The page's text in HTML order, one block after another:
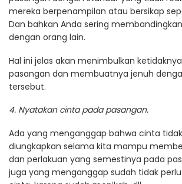
mereka berpenampilan atau bersikap
Dan bahkan Anda sering
dengan orang lain.
Hal ini jelas akan menimbulkan
pasangan dan membuatnya jenuh
tersebut.
4. Nyatakan cinta pada pasangan.
Ada yang menganggap bahwa cinta
diungkapkan selama kita mampu
dan perlakuan yang semestinya pada
juga yang menganggap sudah tidak